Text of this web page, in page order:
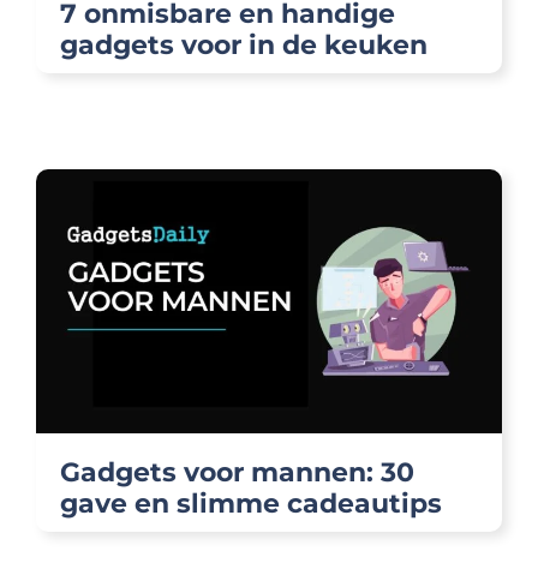
7 onmisbare en handige
gadgets voor in de keuken
Gadgets voor mannen: 30
gave en slimme cadeautips